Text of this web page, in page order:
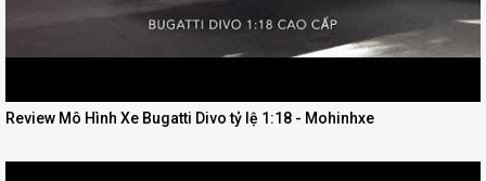
Review Mô Hình Xe Bugatti Divo tỷ lệ 1:18 - Mohinhxe